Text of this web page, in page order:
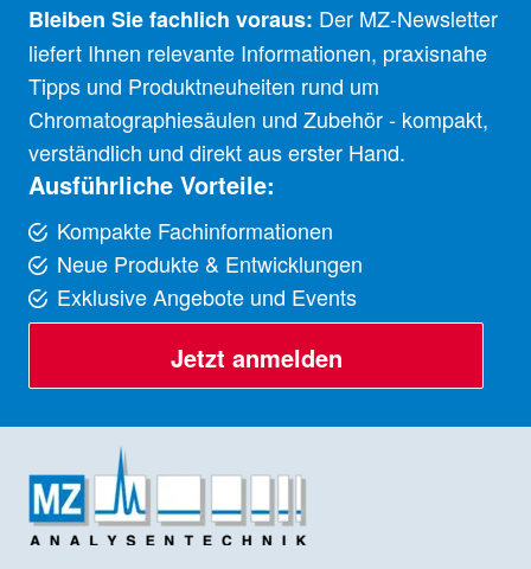
Bleiben Sie fachlich voraus: Der MZ-Newsletter
liefert Ihnen relevante Informationen, praxisnahe
Tipps und Produktneuheiten rund um
Chromatographiesäulen und Zubehör - kompakt,
verständlich und direkt aus erster Hand.
Ausführliche Vorteile:
Kompakte Fachinformationen
Neue Produkte & Entwicklungen
Exklusive Angebote und Events
Jetzt anmelden